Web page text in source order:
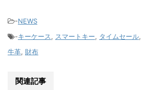
-NEWS
-キーケース, スマートキー, タイムセール,
牛革, 財布
関連記事